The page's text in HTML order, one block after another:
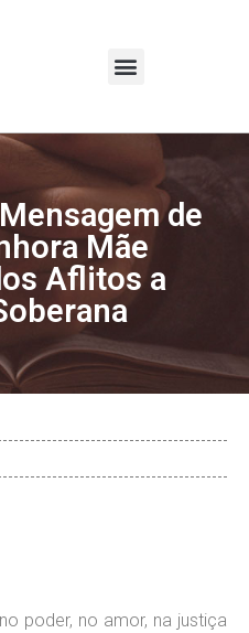
de
Mãe
Aflitos a
poder, no amor, na justiça